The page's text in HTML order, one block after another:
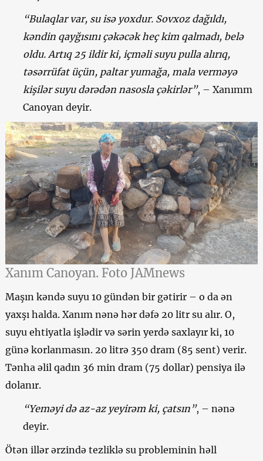
“Bulaqlar var, su isə yoxdur. Sovxoz dağıldı,
kəndin qayğısını çəkəcək heç kim qalmadı, belə
oldu. Artıq 25 ildir ki, içməli suyu pulla alırıq,
təsərrüfat üçün, paltar yumağa, mala verməyə
kişilər suyu dərədən nasosla çəkirlər”, – Xanımm
Canoyan deyir.
Xanım Canoyan. Foto JAMnews
Maşın kəndə suyu 10 gündən bir gətirir – o da ən
yaxşı halda. Xanım nənə hər dəfə 20 litr su alır. O,
suyu ehtiyatla işlədir və sərin yerdə saxlayır ki, 10
günə korlanmasın. 20 litrə 350 dram (85 sent) verir.
Tənha əlil qadın 36 min dram (75 dollar) pensiya ilə
dolanır.
“Yeməyi də az-az yeyirəm ki, çatsın”, – nənə
deyir.
Ötən illər ərzində tezliklə su probleminin həll